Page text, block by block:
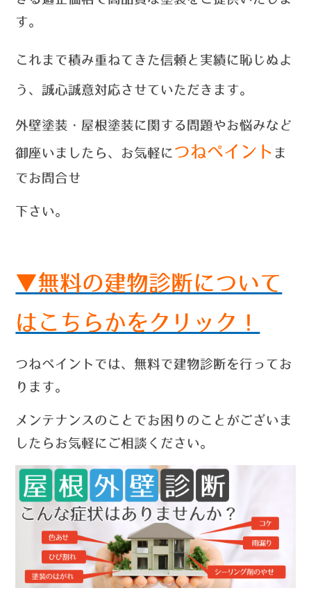
す。
これまで積み重ねてきた信頼と実績に恥じぬよ
う、誠心誠意対応させていただきます。
外壁塗装・屋根塗装に関する問題やお悩みなど
御座いましたら、お気軽に つねペイント ま
でお問合せ
下さい。
▼無料の建物診断について
はこちらかをクリック！
つねペイントでは、無料で建物診断を行ってお
ります。
メンテナンスのことでお困りのことがございま
したらお気軽にご相談ください。